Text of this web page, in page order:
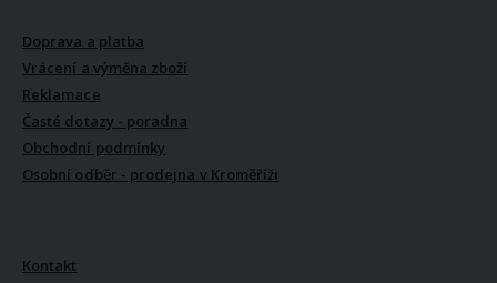
Doprava a platba
Vrácení a výměna zboží
Reklamace
Časté dotazy - poradna
Obchodní podmínky
Osobní odběr - prodejna v Kroměříži
Kontakt